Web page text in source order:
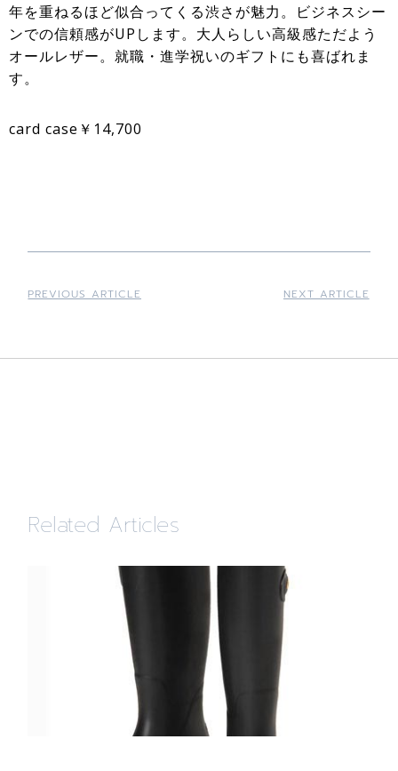
年を重ねるほど似合ってくる渋さが魅力。ビジネスシー
ンでの信頼感がUPします。大人らしい高級感ただよう
オールレザー。就職・進学祝いのギフトにも喜ばれま
す。
card case￥14,700
PREVIOUS ARTICLE NEXT ARTICLE
Related Articles